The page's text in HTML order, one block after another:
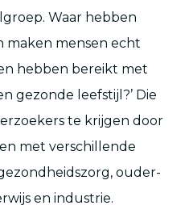
Waar hebben
maken mensen echt
hebben bereikt met
gezonde leefstijl?’ Die
te krijgen door
met verschillende
ouder-
en industrie.